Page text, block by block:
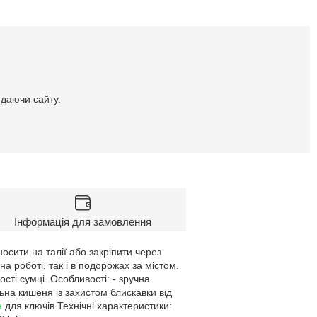
сайту.
Інформація для замовлення
на талії або закріпити через
роботі, так і в подорожах за містом.
сумці. Особливості: - зручна
кишеня із захистом блискавки від
для ключів Технічні характеристики: